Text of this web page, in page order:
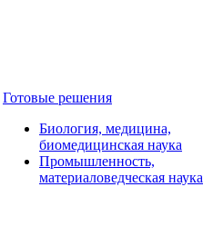
Готовые решения
Биология, медицина,
биомедицинская наука
Промышленность,
материаловедческая наука